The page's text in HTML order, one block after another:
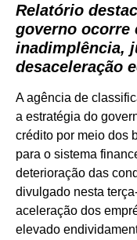
Relatório
governo ocorre
inadimplência,
desaceleração
A agência de
a estratégia do
crédito por meio dos
para o sistema
deterioração das
divulgado nesta
aceleração dos
elevado